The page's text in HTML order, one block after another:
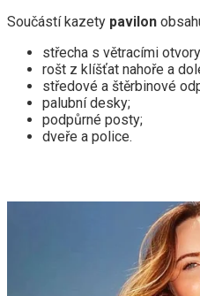
Součástí kazety pavilon
střecha s větracími
rošt z klíšťat nahoře a
středové a štěrbinové
palubní desky;
podpůrné posty;
dveře a police.